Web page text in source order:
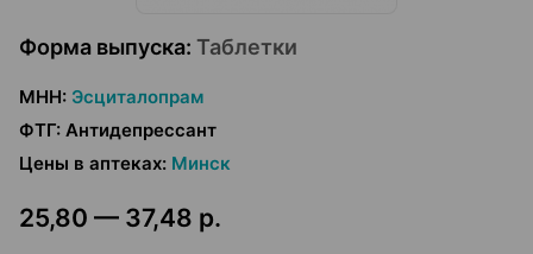
Форма выпуска: Таблетки
МНН: Эсциталопрам
ФТГ: Антидепрессант
Цены в аптеках: Минск
25,80 — 37,48 р.